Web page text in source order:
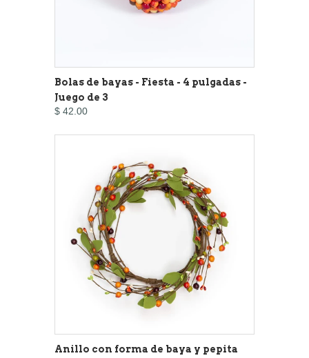
Bolas de bayas - Fiesta - 4 pulgadas -
Juego de 3
$ 42.00
Anillo con forma de baya y pepita